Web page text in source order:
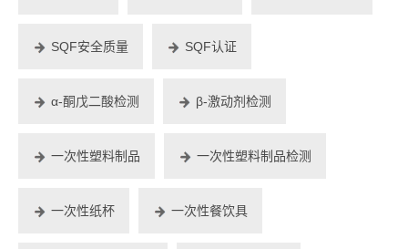
SQF安全质量 SQF认证
α-酮戊二酸检测 β-激动剂检测
一次性塑料制品 一次性塑料制品检测
一次性纸杯 一次性餐饮具